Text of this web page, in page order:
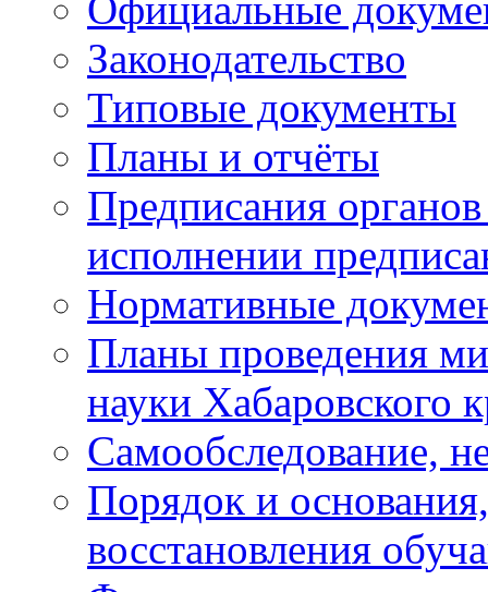
Законодательство
Типовые документы
Планы и отчёты
Предписания
исполнении
Нормативные
Планы проведения
науки Хабаровского
Самообследование,
Порядок и
восстановления